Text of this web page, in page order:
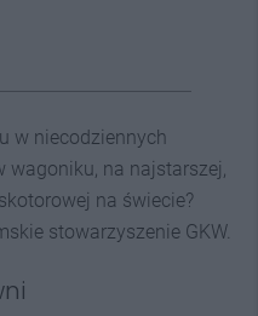
w niecodziennych
wagoniku, na najstarszej,
na świecie?
stowarzyszenie GKW.